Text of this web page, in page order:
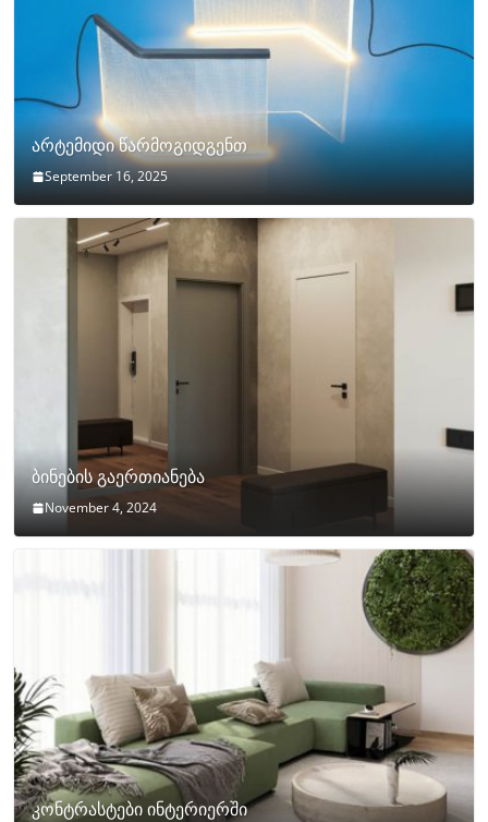
არტემიდი წარმოგიდგენთ
September 16, 2025
ბინების გაერთიანება
November 4, 2024
კონტრასტები ინტერიერში